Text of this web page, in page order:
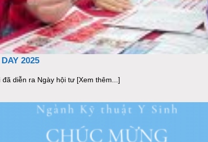
2025
diễn ra Ngày hội tư [Xem thêm...]